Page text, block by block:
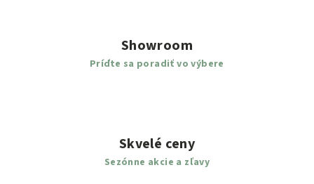
Showroom
Príďte sa poradiť vo výbere
Skvelé ceny
Sezónne akcie a zľavy